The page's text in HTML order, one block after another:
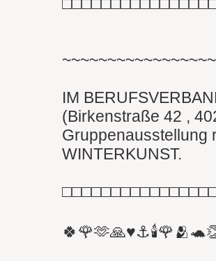
IM
(Birkenstraße 42 ,
Gruppenausstellung
WINTERKUNST.